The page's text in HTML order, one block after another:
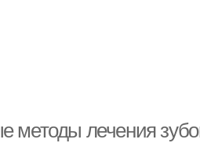
методы лечения